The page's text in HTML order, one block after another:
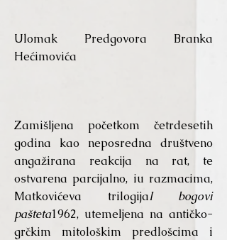
Ulomak Predgovora Branka
Hećimovića
Zamišljena početkom četrdesetih
godina kao neposredna društveno
angažirana reakcija na rat, te
ostvarena parcijalno, iu razmacima,
Matkovićeva trilogijaI bogovi
pašteta1962, utemeljena na antičko-
grčkim mitološkim predlošcima i